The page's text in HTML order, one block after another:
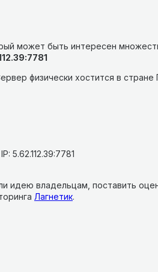
может быть интересен
физически хостится в
5.62.112.39:7781
владельцам, поставить
Лагнетик.